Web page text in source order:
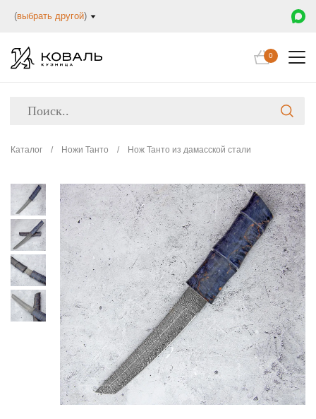
(выбрать другой)
0
Каталог / Ножи Танто / Нож Танто из дамасской стали